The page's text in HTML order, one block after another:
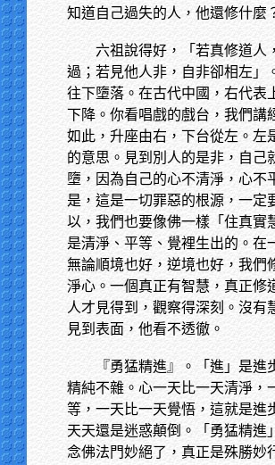
知道自己過失的人，他還修什麼
六祖說得好，「若真修道人
過；若見他人非，自非卻相左」
往下墮落。在古代中國，右代表
下降。你看唱戲的戲台，我們講
如此，升座由右，下台從左。左
的意思。見到別人的是非，自己
墮，因為自己的心不清淨，心不
是，這是一切罪惡的根源，一定
以，我們也要像佛一樣「住真實
是清淨、平等、覺裡生出的。在
無論順境也好，逆境也好，我們
淨心。一個真正有智慧，真正修
人才見得到，觀察得深刻。沒有
見到表面，他看不透徹。
『勇猛精進』。「進」是進
精純不雜。心一天比一天清淨，
等，一天比一天覺悟，這就是進
天天還是迷惑顛倒。「勇猛精進
念佛法門妙絕了，真正是殊勝妙